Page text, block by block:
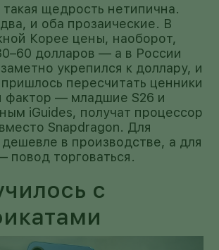
такая щедрость нетипична.
и оба прозаические. В
Корее цены, наоборот,
долларов — а в России
укрепился к доллару, и
пересчитать ценники
фактор — младшие S26 и
iGuides, получат процессор
Snapdragon. Для
дешевле в производстве, а для
повод торговаться.
с